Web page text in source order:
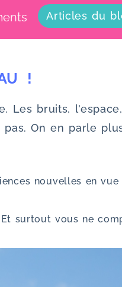
Articles du
!
Les bruits,
On en parle
nouvelles en
vous ne